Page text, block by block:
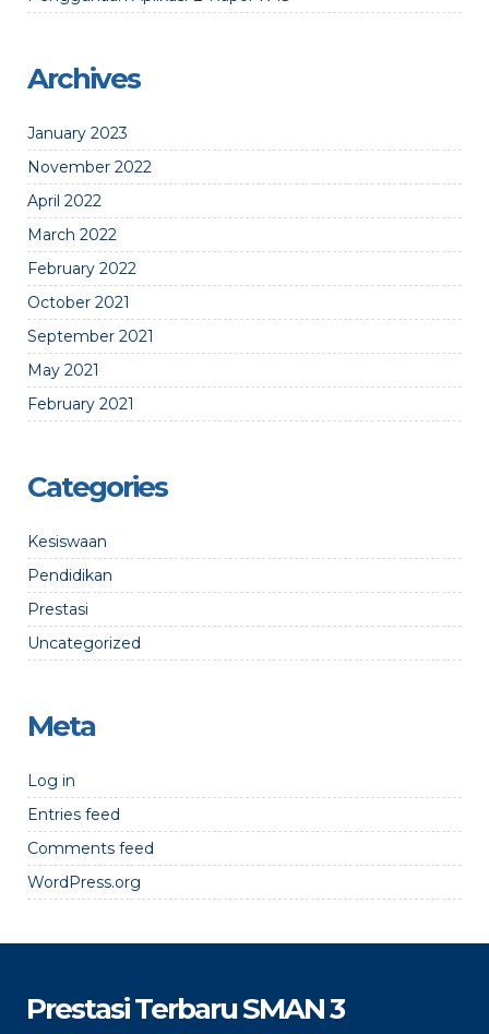
Archives
January 2023
November 2022
April 2022
March 2022
February 2022
October 2021
September 2021
May 2021
February 2021
Categories
Kesiswaan
Pendidikan
Prestasi
Uncategorized
Meta
Log in
Entries feed
Comments feed
WordPress.org
Prestasi Terbaru SMAN 3